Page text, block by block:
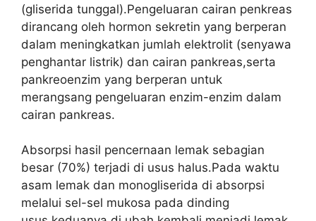
(gliserida tunggal).Pengeluaran cairan penkreas
dirancang oleh hormon sekretin yang berperan
dalam meningkatkan jumlah elektrolit (senyawa
penghantar listrik) dan cairan pankreas,serta
pankreoenzim yang berperan untuk
merangsang pengeluaran enzim-enzim dalam
cairan pankreas.
Absorpsi hasil pencernaan lemak sebagian
besar (70%) terjadi di usus halus.Pada waktu
asam lemak dan monogliserida di absorpsi
melalui sel-sel mukosa pada dinding